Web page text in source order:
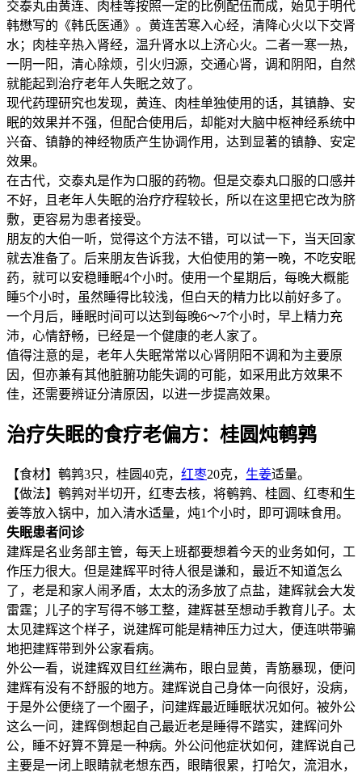
交泰丸由黄连、肉桂等按照一定的比例配伍而成，始见于明代
韩懋写的《韩氏医通》。黄连苦寒入心经，清降心火以下交肾
水；肉桂辛热入肾经，温升肾水以上济心火。二者一寒一热，
一阴一阳，清心除烦，引火归源，交通心肾，调和阴阳，自然
就能起到治疗老年人失眠之效了。
现代药理研究也发现，黄连、肉桂单独使用的话，其镇静、安
眠的效果并不强，但配合使用后，却能对大脑中枢神经系统中
兴奋、镇静的神经物质产生协调作用，达到显著的镇静、安定
效果。
在古代，交泰丸是作为口服的药物。但是交泰丸口服的口感并
不好，且老年人失眠的治疗疗程较长，所以在这里把它改为脐
敷，更容易为患者接受。
朋友的大伯一听，觉得这个方法不错，可以试一下，当天回家
就去准备了。后来朋友告诉我，大伯使用的第一晚，不吃安眠
药，就可以安稳睡眠4个小时。使用一个星期后，每晚大概能
睡5个小时，虽然睡得比较浅，但白天的精力比以前好多了。
一个月后，睡眠时间可以达到每晚6～7个小时，早上精力充
沛，心情舒畅，已经是一个健康的老人家了。
值得注意的是，老年人失眠常常以心肾阴阳不调和为主要原
因，但亦兼有其他脏腑功能失调的可能，如采用此方效果不
佳，还需要辨证分清原因，以进一步提高效果。
治疗失眠的食疗老偏方：桂圆炖鹌鹑
【食材】鹌鹑3只，桂圆40克， 红枣20克， 生姜适量。
【做法】鹌鹑对半切开，红枣去核，将鹌鹑、桂圆、红枣和生
姜等放入锅中，加入清水适量，炖1个小时，即可调味食用。
失眠患者问诊
建辉是名业务部主管，每天上班都要想着今天的业务如何，工
作压力很大。但是建辉平时待人很是谦和，最近不知道怎么
了，老是和家人闹矛盾，太太的汤多放了点盐，建辉就会大发
雷霆；儿子的字写得不够工整，建辉甚至想动手教育儿子。太
太见建辉这个样子，说建辉可能是精神压力过大，便连哄带骗
地把建辉带到外公家看病。
外公一看，说建辉双目红丝满布，眼白显黄，青筋暴现，便问
建辉有没有不舒服的地方。建辉说自己身体一向很好，没病，
于是外公便绕了一个圈子，问建辉最近睡眠状况如何。被外公
这么一问，建辉倒想起自己最近老是睡得不踏实，建辉问外
公，睡不好算不算是一种病。外公问他症状如何，建辉说自己
主要是一闭上眼睛就老想东西，眼睛很累，打哈欠，流泪水，